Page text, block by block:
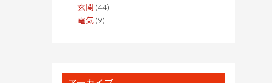
玄関 (44)
電気 (9)